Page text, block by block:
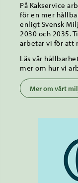
På Kakservice
för en mer
enligt Svensk
2030 och 2035.
arbetar vi för att
Läs vår
mer om hur vi
Mer om vårt